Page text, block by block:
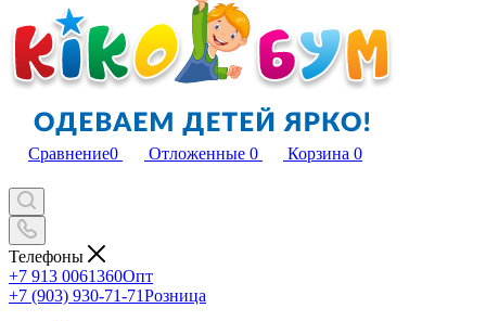
Сравнение0 Отложенные 0 Корзина 0
Телефоны
+7 913 0061360Опт
+7 (903) 930-71-71Розница